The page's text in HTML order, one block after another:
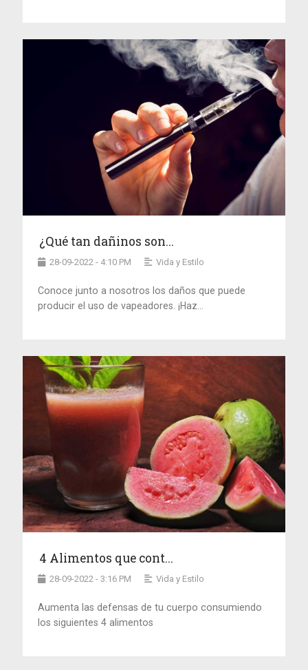
¿Qué tan dañinos son...
28-09-2022 - 4:10 PM Vida y Estilo
Conoce junto a nosotros los daños que puede
producir el uso de vapeadores. ¡Haz...
4 Alimentos que cont...
28-09-2022 - 3:16 PM Vida y Estilo
Aumenta las defensas de tu cuerpo consumiendo
los siguientes 4 alimentos